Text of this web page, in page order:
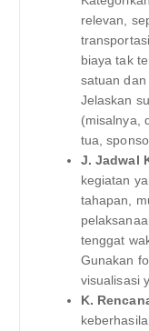
relevan,
biaya tak
satuan
Jelaskan
(misalnya,
tua,
J. Jadwal
kegiatan
tahapan,
tenggat
Gunakan
visualisasi
K.